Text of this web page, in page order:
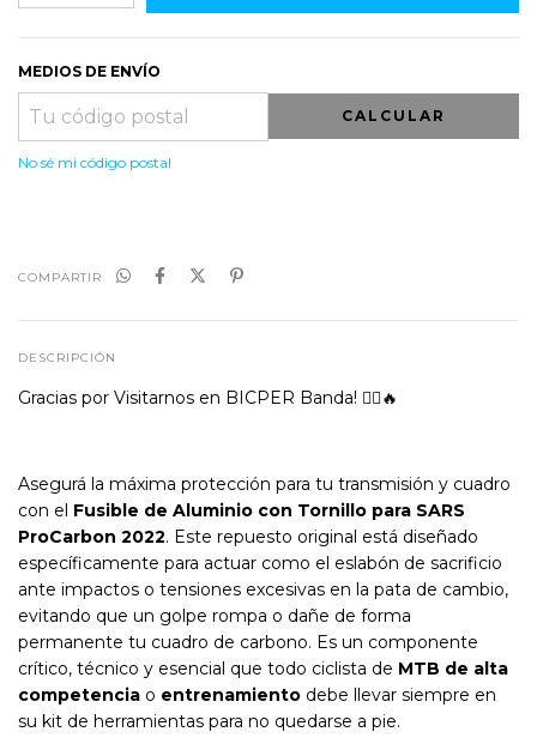
MEDIOS DE ENVÍO
CALCULAR
No sé mi código postal
COMPARTIR
DESCRIPCIÓN
Gracias por Visitarnos en BICPER Banda! 🚴‍♂️🔥
Asegurá la máxima protección para tu transmisión y cuadro
con el Fusible de Aluminio con Tornillo para SARS
ProCarbon 2022. Este repuesto original está diseñado
específicamente para actuar como el eslabón de sacrificio
ante impactos o tensiones excesivas en la pata de cambio,
evitando que un golpe rompa o dañe de forma
permanente tu cuadro de carbono. Es un componente
crítico, técnico y esencial que todo ciclista de MTB de alta
competencia o entrenamiento debe llevar siempre en
su kit de herramientas para no quedarse a pie.